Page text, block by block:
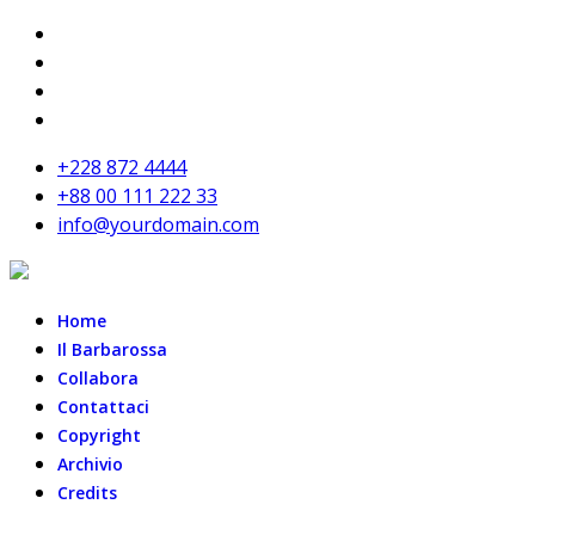
+228 872 4444
+88 00 111 222 33
info@yourdomain.com
Home
Il Barbarossa
Collabora
Contattaci
Copyright
Archivio
Credits